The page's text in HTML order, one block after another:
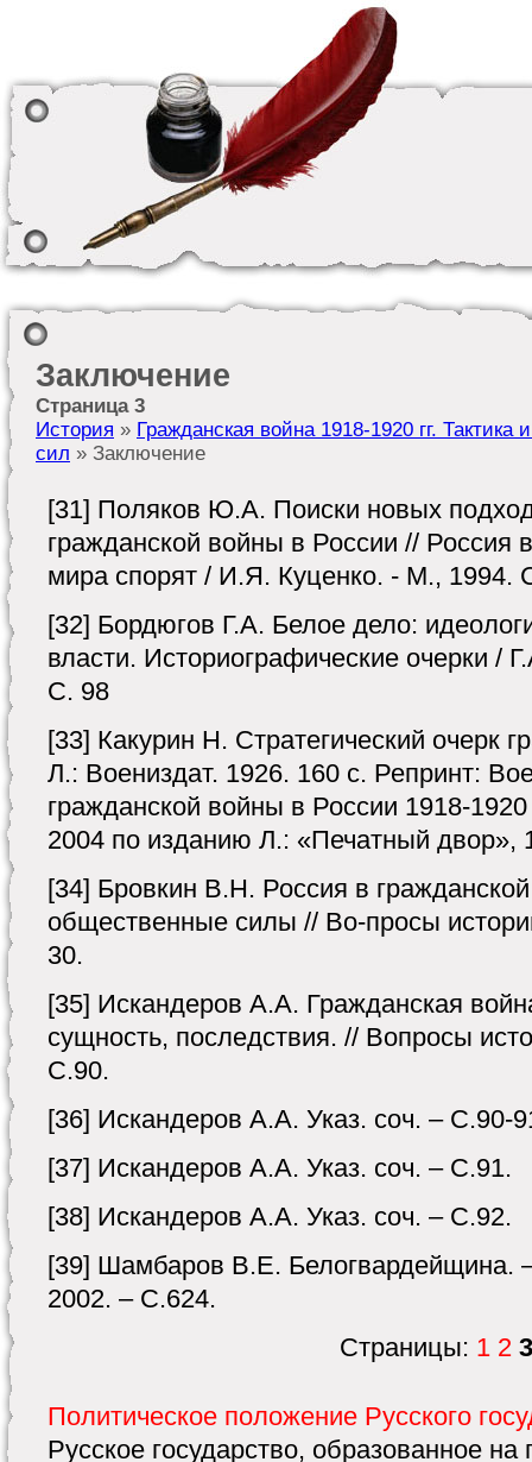
Заключение
Страница 3
История » Гражданская война 1918-1920 гг.
сил » Заключение
[31] Поляков Ю.А. Поиски новых
гражданской войны в России // Россия
мира спорят / И.Я. Куценко. - М., 1994.
[32] Бордюгов Г.А. Белое дело:
власти. Историографические очерки /
С. 98
[33] Какурин Н. Стратегический очерк
Л.: Воениздат. 1926. 160 с. Репринт:
гражданской войны в России 1918-
2004 по изданию Л.: «Печатный двор»,
[34] Бровкин В.Н. Россия в
общественные силы // Во-просы
30.
[35] Искандеров А.А. Гражданская
сущность, последствия. // Вопросы
С.90.
[36] Искандеров А.А. Указ. соч. – С.90-
[37] Искандеров А.А. Указ. соч. – С.91.
[38] Искандеров А.А. Указ. соч. – С.92.
[39] Шамбаров В.Е.
2002. – С.624.
Страницы: 1 2 3
Политическое положение Русского
Русское государство, образованное